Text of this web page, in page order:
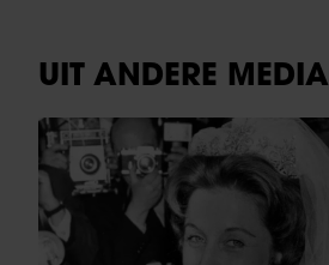
UIT ANDERE MEDIA